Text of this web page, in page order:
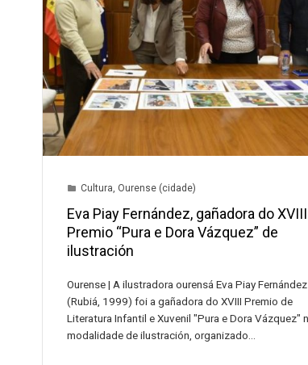
Cultura Ourense (cidade)
Eva Piay Fernández, gañadora do XVIII
Premio “Pura e Dora Vázquez” de
ilustración
Ourense | A ilustradora ourensá Eva Piay Fernández
(Rubiá, 1999) foi a gañadora do XVIII Premio de
Literatura Infantil e Xuvenil "Pura e Dora Vázquez"
modalidade de ilustración, organizado…